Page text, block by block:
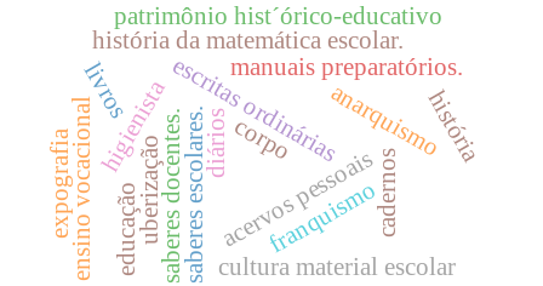
acervos pessoais
escritas ordinárias
cadernos
manuais preparatórios.
saberes escolares.
saberes docentes.
história da matemática escolar.
diários
cultura material escolar
patrimônio hist´órico-educativo
anarquismohistória
higienista corpo
uberização
educação franquismo
livros
ensino vocacional
expografia